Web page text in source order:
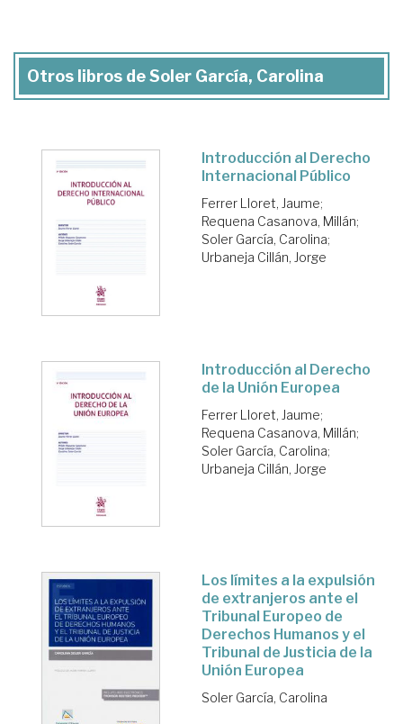
Otros libros de Soler García, Carolina
Introducción al Derecho
Internacional Público
Ferrer Lloret, Jaume;
Requena Casanova, Millán;
Soler García, Carolina;
Urbaneja Cillán, Jorge
Introducción al Derecho
de la Unión Europea
Ferrer Lloret, Jaume;
Requena Casanova, Millán;
Soler García, Carolina;
Urbaneja Cillán, Jorge
Los límites a la expulsión
de extranjeros ante el
Tribunal Europeo de
Derechos Humanos y el
Tribunal de Justicia de la
Unión Europea
Soler García, Carolina